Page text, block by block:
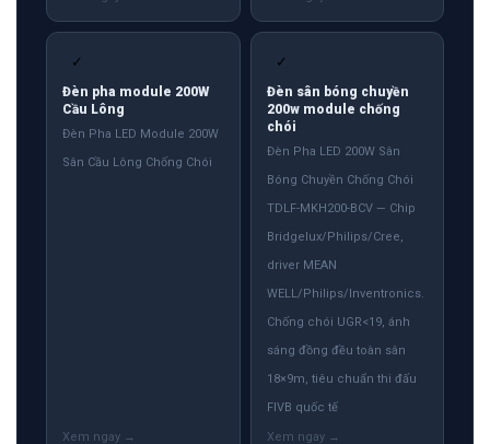
✓
Đèn pha module 200W
Cầu Lông
Đèn Pha LED Module 200W
Sân Cầu Lông Chống Chói
✓
Đèn sân bóng chuyền
200w module chống
chói
Đèn Pha LED 200W Sân
Bóng Chuyền Chống Chói
TDLF-MKH200-BCV — Chip
Bridgelux/Philips/Cree,
driver MEAN
WELL/Philips/Inventronics.
Chống chói UGR<19, ánh
sáng đồng đều toàn sân
18×9m, tiêu chuẩn thi đấu
FIVB quốc tế